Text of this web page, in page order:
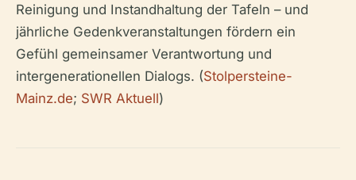
Reinigung und Instandhaltung der Tafeln – und
jährliche Gedenkveranstaltungen fördern ein
Gefühl gemeinsamer Verantwortung und
intergenerationellen Dialogs. (Stolpersteine-
Mainz.de; SWR Aktuell)